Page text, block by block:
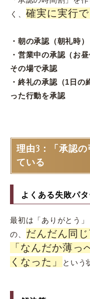
く、 確実に実行
・朝の承認（朝礼時
・営業中の承認（お
その場で承認
・終礼の承認（1日
った行動を承認
理由3：「承認
ている
よくある失敗パ
最初は「ありがとう
の、 だんだん同
「なんだか薄っ
くなった」
という